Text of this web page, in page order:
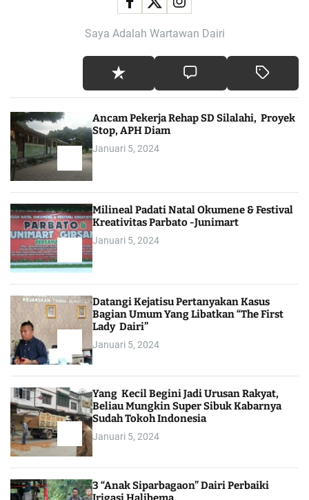
Saya Adalah Wartawan Dairi
Ancam Pekerja Rehap SD Silalahi, Proyek
Stop, APH Diam
Januari 5, 2024
Milineal Padati Natal Okumene & Festival
Kreativitas Parbato -Junimart
Januari 5, 2024
Datangi Kejatisu Pertanyakan Kasus
Bagian Umum Yang Libatkan “The First
Lady Dairi”
Januari 5, 2024
Yang Kecil Begini Jadi Urusan Rakyat,
Beliau Mungkin Super Sibuk Kabarnya
Sudah Tokoh Indonesia
Januari 5, 2024
3 “Anak Siparbagaon” Dairi Perbaiki